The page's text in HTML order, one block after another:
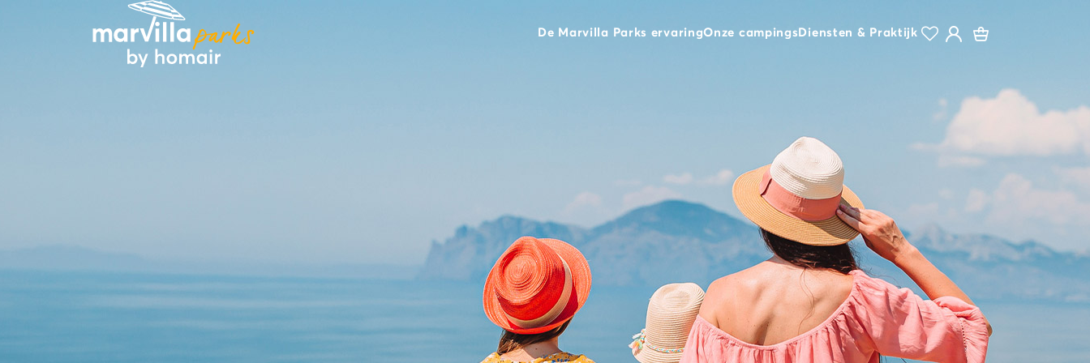
De Marvilla Parks ervaringOnze campingsDiensten & Praktijk